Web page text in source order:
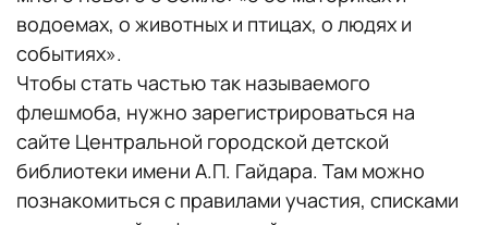
водоемах, о животных и птицах, о людях и
событиях».
Чтобы стать частью так называемого
флешмоба, нужно зарегистрироваться на
сайте Центральной городской детской
библиотеки имени А.П. Гайдара. Там можно
познакомиться с правилами участия, списками